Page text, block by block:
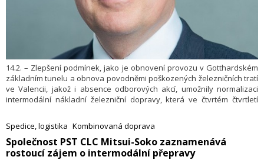
14.2. – Zlepšení podmínek, jako je obnovení provozu v Gotthardském
základním tunelu a obnova povodněmi poškozených železničních tratí
ve Valencii, jakož i absence odborových akcí, umožnily normalizaci
intermodální nákladní železniční dopravy, která ve čtvrtém čtvrtletí
o 2,85 %. Uvedl to Ralf-Charley Schultze – generální ředitel
Mezinárodní unie kombinované dopravy železnice/silnice (UIRR).
Spedice, logistika Kombinovaná doprava
​Společnost PST CLC Mitsui-Soko zaznamenává
rostoucí zájem o intermodální přepravy